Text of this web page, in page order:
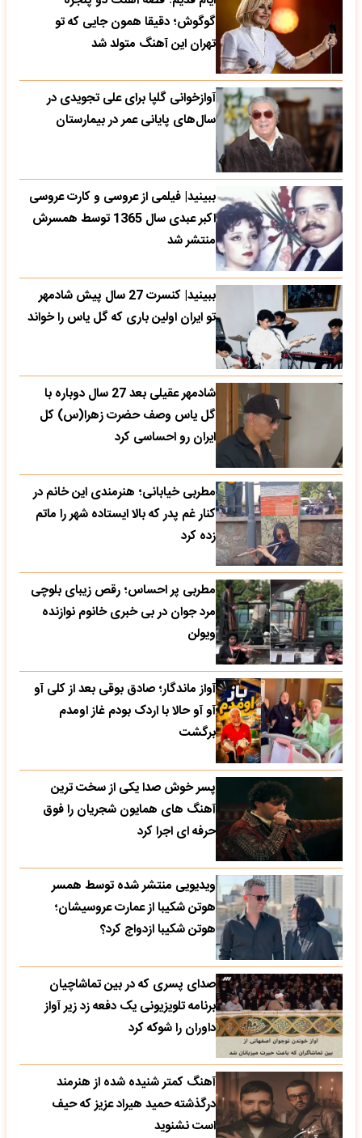
گوگوش؛ دقیقا همون جایی که تو
تهران این آهنگ متولد شد
آوازخوانی گلپا برای علی تجویدی در
سال‌های پایانی عمر در بیمارستان
ببینید| فیلمی از عروسی و کارت عروسی
اکبر عبدی سال 1365 توسط همسرش
منتشر شد
ببینید| کنسرت 27 سال پیش شادمهر
تو ایران اولین باری که گل یاس را خواند
شادمهر عقیلی بعد 27 سال دوباره با
گل یاس وصف حضرت زهرا(س) کل
ایران رو احساسی کرد
مطربی خیابانی؛ هنرمندی این خانم در
کنار غم پدر که بالا ایستاده شهر را ماتم
زده کرد
مطربی پر احساس؛ رقص زیبای بلوچی
مرد جوان در بی خبری خانوم نوازنده
ویولن
آواز ماندگار؛ صادق بوقی بعد از کلی آو
آو آو حالا با اردک بودم غاز اومدم
برگشت
پسر خوش صدا یکی از سخت ترین
آهنگ های همایون شجریان را فوق
حرفه ای اجرا کرد
ویدیویی منتشر شده توسط همسر
هوتن شکیبا از عمارت عروسیشان؛
هوتن شکیبا ازدواج کرد؟
صدای پسری که در بین تماشاچیان
برنامه تلویزیونی یک دفعه زد زیر آواز
داوران را شوکه کرد
آهنگ کمتر شنیده شده از هنرمند
درگذشته حمید هیراد عزیز که حیف
است نشنوید